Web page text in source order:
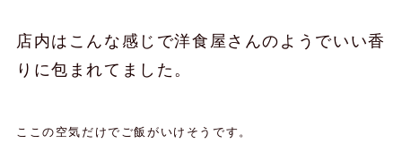
店内はこんな感じで洋食屋さんのようでいい香
りに包まれてました。
ここの空気だけでご飯がいけそうです。